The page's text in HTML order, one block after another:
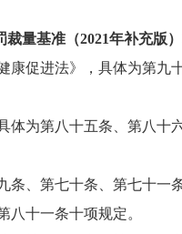
裁量基准（2021年补充版
康促进法》，具体为第九
体为第八十五条、第八十
条、第七十条、第七十一
八十一条十项规定。